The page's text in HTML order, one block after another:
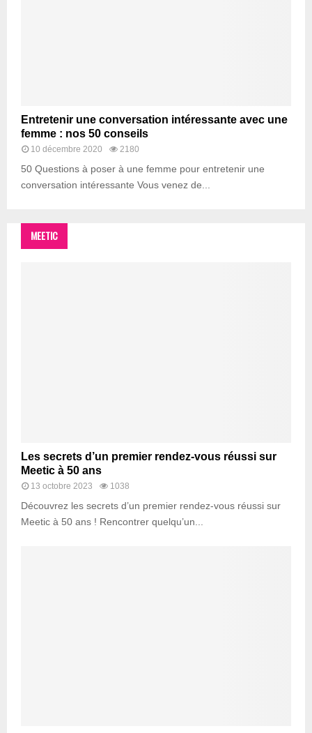
Entretenir une conversation intéressante avec une
femme : nos 50 conseils
10 décembre 2020 2180
50 Questions à poser à une femme pour entretenir une
conversation intéressante Vous venez de...
MEETIC
Les secrets d’un premier rendez-vous réussi sur
Meetic à 50 ans
13 octobre 2023 1038
Découvrez les secrets d’un premier rendez-vous réussi sur
Meetic à 50 ans ! Rencontrer quelqu’un...